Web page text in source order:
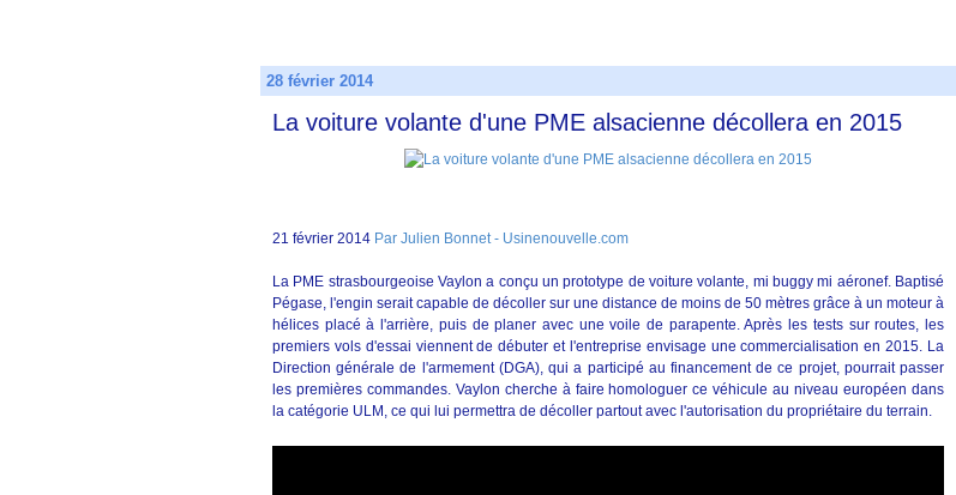
28 février 2014
La voiture volante d'une PME alsacienne décollera en 2015
21 février 2014 Par Julien Bonnet - Usinenouvelle.com
La PME strasbourgeoise Vaylon a conçu un prototype de voiture volante, mi buggy mi aéronef. Baptisé
Pégase, l'engin serait capable de décoller sur une distance de moins de 50 mètres grâce à un moteur à
hélices placé à l'arrière, puis de planer avec une voile de parapente. Après les tests sur routes, les
premiers vols d'essai viennent de débuter et l'entreprise envisage une commercialisation en 2015. La
Direction générale de l'armement (DGA), qui a participé au financement de ce projet, pourrait passer
les premières commandes. Vaylon cherche à faire homologuer ce véhicule au niveau européen dans
la catégorie ULM, ce qui lui permettra de décoller partout avec l'autorisation du propriétaire du terrain.